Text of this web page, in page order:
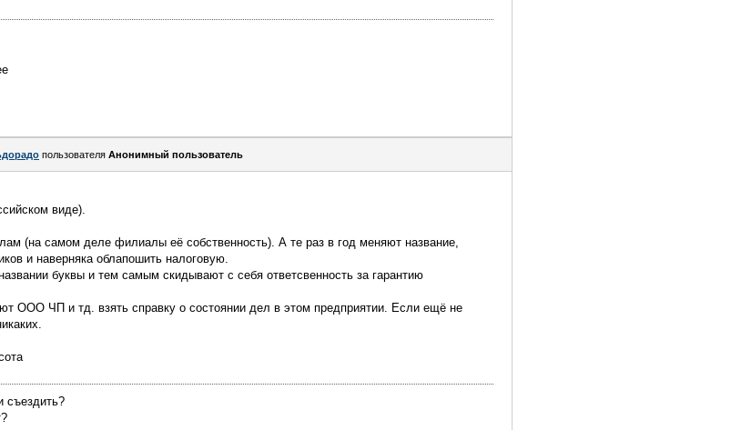
пользователя Анонимный пользователь
виде).
(на самом деле филиалы её собственность). А те раз в год меняют название,
и наверняка облапошить налоговую.
буквы и тем самым скидывают с себя ответсвенность за гарантию
ООО ЧП и тд. взять справку о состоянии дел в этом предприятии. Если ещё не
съездить?